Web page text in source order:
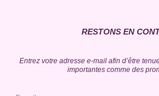
RESTONS EN
Entrez votre adresse e-mail afin d’être
importantes comme des